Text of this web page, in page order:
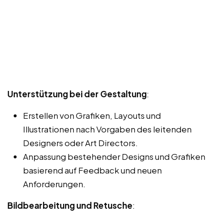
Unterstützung bei der Gestaltung:
Erstellen von Grafiken, Layouts und
Illustrationen nach Vorgaben des leitenden
Designers oder Art Directors.
Anpassung bestehender Designs und Grafiken
basierend auf Feedback und neuen
Anforderungen.
Bildbearbeitung und Retusche: